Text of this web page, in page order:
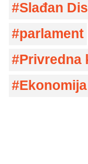
Slađan
parlament
Privredna
Ekonomija